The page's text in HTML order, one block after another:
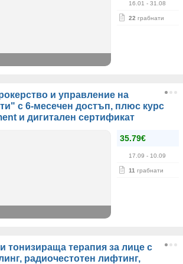
16.01 - 31.08
22 грабнати
и управление на
с 6-месечен достъп, плюс курс
и дигитален сертификат
35.79€
17.09 - 10.09
11 грабнати
тонизираща терапия за лице с
радиочестотен лифтинг,